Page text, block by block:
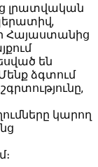
լրատվական
Հայաստանից
են
ձգտում
կարող